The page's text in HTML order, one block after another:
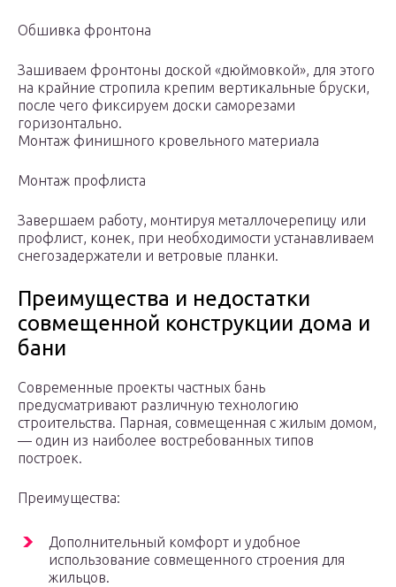
Обшивка фронтона
Зашиваем фронтоны доской «дюймовкой», для этого
на крайние стропила крепим вертикальные бруски,
после чего фиксируем доски саморезами
горизонтально.
Монтаж финишного кровельного материала
Монтаж профлиста
Завершаем работу, монтируя металлочерепицу или
профлист, конек, при необходимости устанавливаем
снегозадержатели и ветровые планки.
Преимущества и недостатки
совмещенной конструкции дома и
бани
Современные проекты частных бань
предусматривают различную технологию
строительства. Парная, совмещенная с жилым домом,
— один из наиболее востребованных типов
построек.
Преимущества:
Дополнительный комфорт и удобное
использование совмещенного строения для
жильцов.